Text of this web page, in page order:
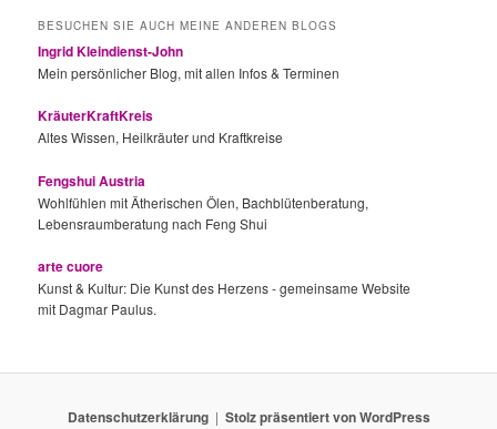
BESUCHEN SIE AUCH MEINE ANDEREN BLOGS
Ingrid Kleindienst-John
Mein persönlicher Blog, mit allen Infos & Terminen
KräuterKraftKreis
Altes Wissen, Heilkräuter und Kraftkreise
Fengshui Austria
Wohlfühlen mit Ätherischen Ölen, Bachblütenberatung,
Lebensraumberatung nach Feng Shui
arte cuore
Kunst & Kultur: Die Kunst des Herzens - gemeinsame Website
mit Dagmar Paulus.
Datenschutzerklärung Stolz präsentiert von WordPress